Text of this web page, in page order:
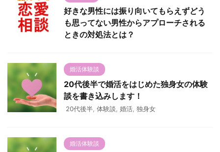
好きな男性には振り向いてもらえずどう
も思ってない男性からアプローチされる
ときの対処法とは？
婚活体験談
20代後半で婚活をはじめた独身女の体験
談を書き込みします！
20代後半 体験談 婚活 独身女
婚活体験談